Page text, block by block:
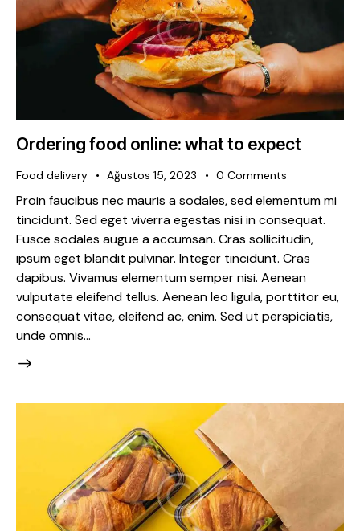
Ordering food online: what to expect
Food delivery Ağustos 15, 2023 0 Comments
Proin faucibus nec mauris a sodales, sed elementum mi
tincidunt. Sed eget viverra egestas nisi in consequat.
Fusce sodales augue a accumsan. Cras sollicitudin,
ipsum eget blandit pulvinar. Integer tincidunt. Cras
dapibus. Vivamus elementum semper nisi. Aenean
vulputate eleifend tellus. Aenean leo ligula, porttitor eu,
consequat vitae, eleifend ac, enim. Sed ut perspiciatis,
unde omnis…